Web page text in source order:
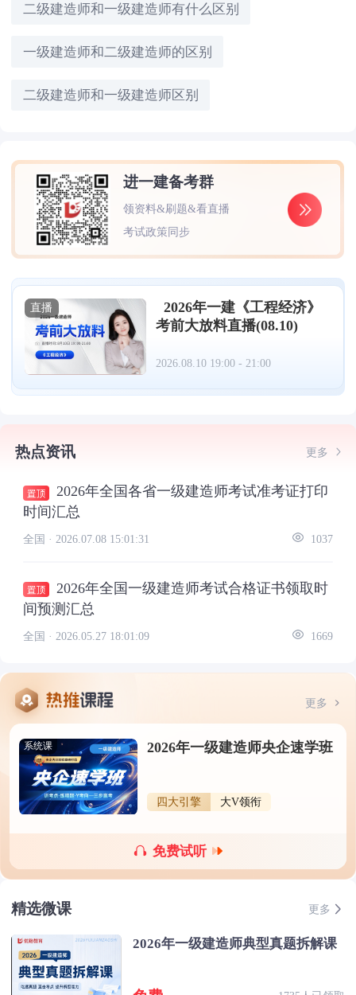
二级建造师和一级建造师有什么区别
一级建造师和二级建造师的区别
二级建造师和一级建造师区别
进一建备考群
领资料&刷题&看直播
考试政策同步
直播
2026年一建《工程经济》
考前大放料直播(08.10)
2026.08.10 19:00 - 21:00
热点资讯 更多
2026年全国各省一级建造师考试准考证打印
时间汇总
全国 · 2026.07.08 15:01:31 1037
2026年全国一级建造师考试合格证书领取时
间预测汇总
全国 · 2026.05.27 18:01:09 1669
更多
系统课 2026年一级建造师央企速学班
四大引擎 大V领衔
免费试听
精选微课 更多
2026年一级建造师典型真题拆解课